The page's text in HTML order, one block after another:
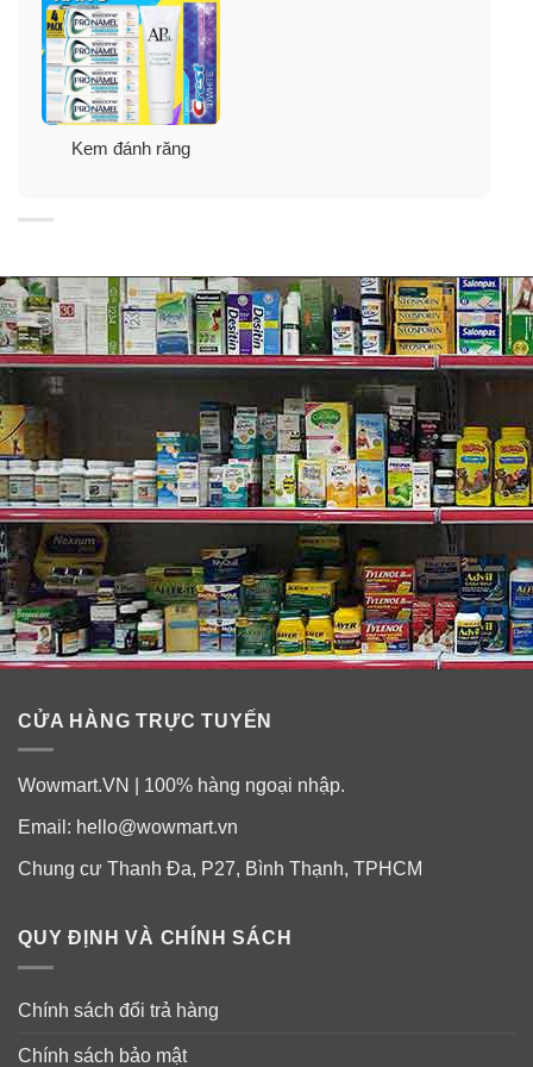
Hướng dẫn sử dụng
➤ Cho ít nhất 2.5 cm lượng kem lên bàn chải đánh răng
lông mềm mỗi lần sử dụng.
➤ Đánh răng ít nhất 3 phút/lần, 2 lần/ngày (sáng và tối),
hoặc sau mỗi bữa ăn.
➤ Sử dụng cho người lớn và trẻ em từ 12 tuổi trở lên.
Bảo quản
Bảo quản sản phẩm ở nơi râm mát, tránh tiếp xúc trực
tiếp với ánh sáng mặt trời
Kem đánh răng
CỬA HÀNG TRỰC TUYẾN
Wowmart.VN | 100% hàng ngoại nhập.
Email: hello@wowmart.vn
Chung cư Thanh Đa, P27, Bình Thạnh, TPHCM
QUY ĐỊNH VÀ CHÍNH SÁCH
Chính sách đổi trả hàng
Chính sách bảo mật